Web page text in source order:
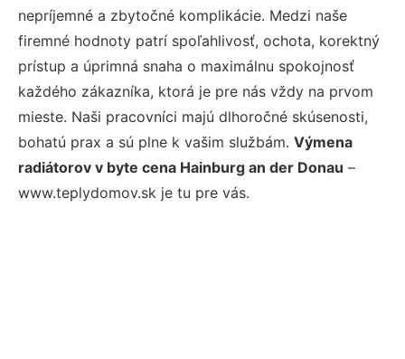
nepríjemné a zbytočné komplikácie. Medzi naše
firemné hodnoty patrí spoľahlivosť, ochota, korektný
prístup a úprimná snaha o maximálnu spokojnosť
každého zákazníka, ktorá je pre nás vždy na prvom
mieste. Naši pracovníci majú dlhoročné skúsenosti,
bohatú prax a sú plne k vašim službám. Výmena
radiátorov v byte cena Hainburg an der Donau –
www.teplydomov.sk je tu pre vás.